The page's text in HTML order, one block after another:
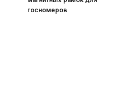
госномеров